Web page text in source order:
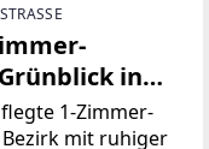
in
1-Zimmer-
mit ruhiger